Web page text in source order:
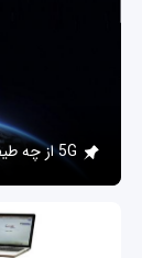
5G از چه طیف‌های فرکانسی استفاده می‌کند؟